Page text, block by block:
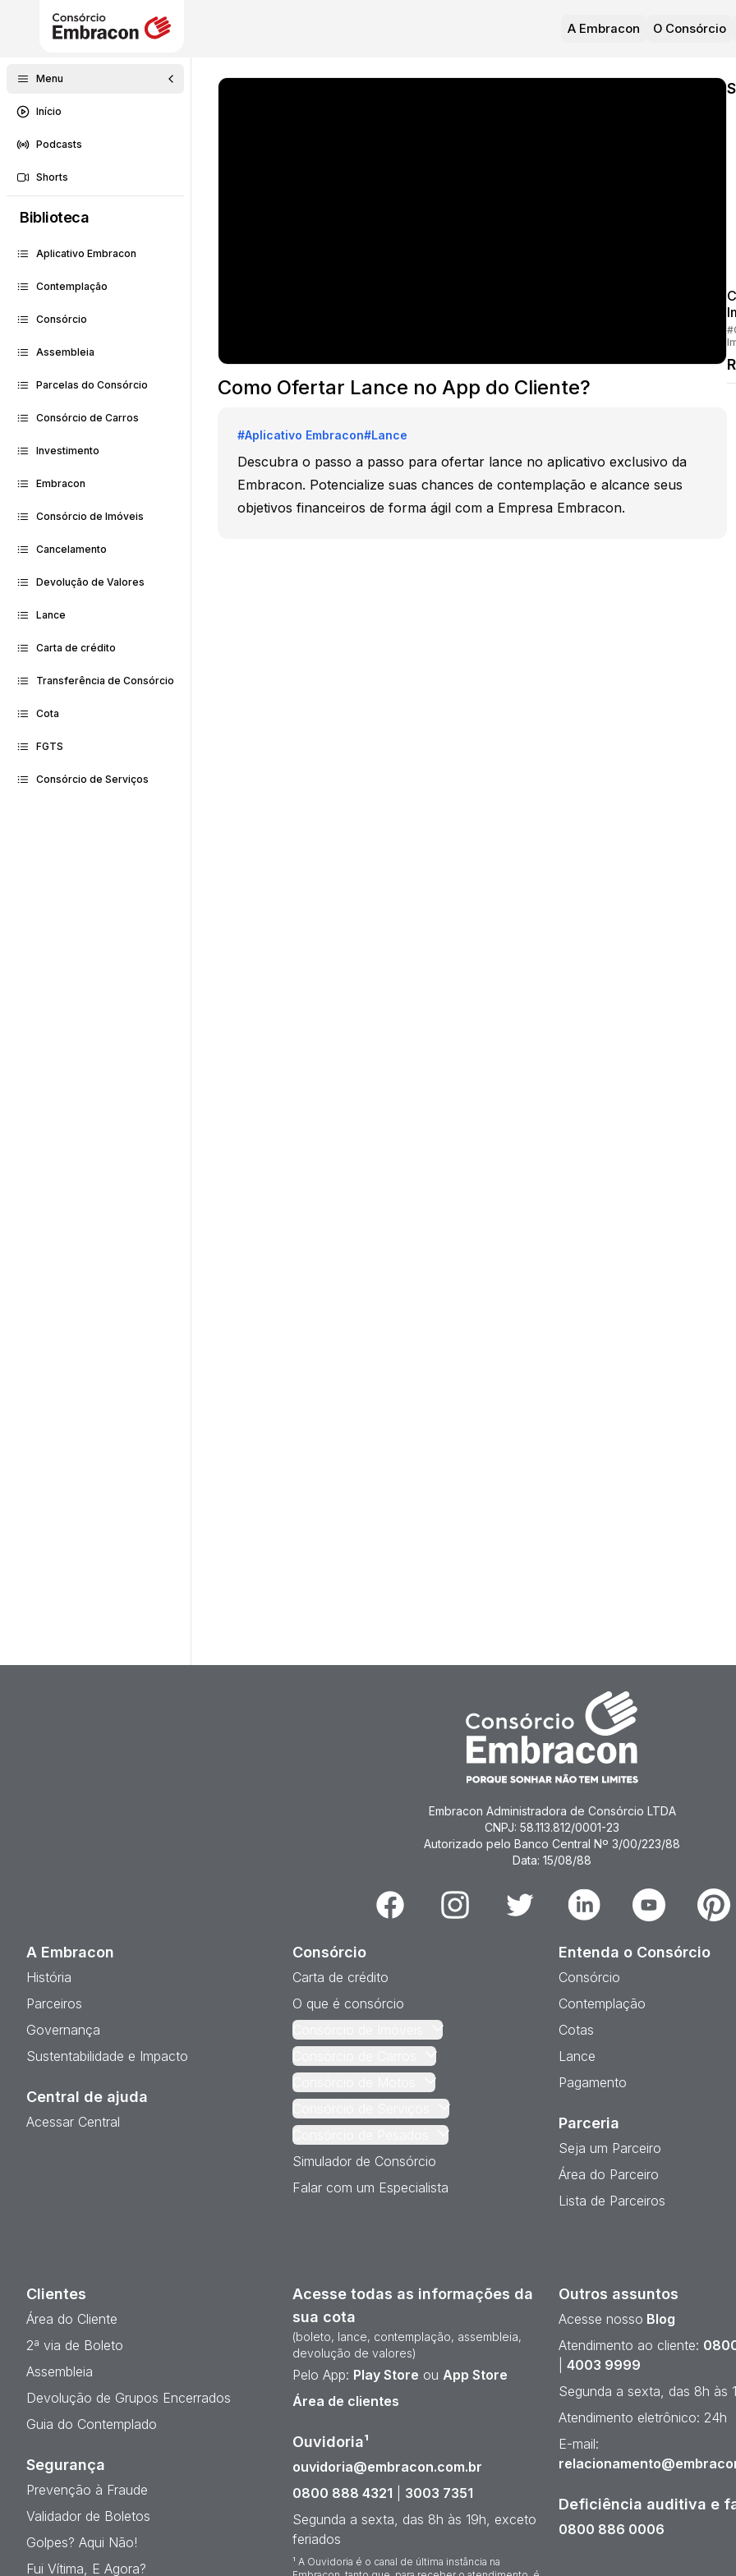
A Embracon O Consórcio
Menu
Início
Podcasts
Shorts
Biblioteca
Aplicativo Embracon
Contemplação
Consórcio
Assembleia
Parcelas do Consórcio
Consórcio de Carros
Investimento
Embracon
Consórcio de Imóveis
Cancelamento
Devolução de Valores
Lance
Carta de crédito
Transferência de Consórcio
Cota
FGTS
Consórcio de Serviços
Como Ofertar Lance no App do Cliente?
#Aplicativo Embracon#Lance
Descubra o passo a passo para ofertar lance no aplicativo exclusivo da
Embracon. Potencialize suas chances de contemplação e alcance seus
objetivos financeiros de forma ágil com a Empresa Embracon.
Embracon Administradora de Consórcio LTDA
CNPJ: 58.113.812/0001-23
Autorizado pelo Banco Central Nº 3/00/223/88
Data: 15/08/88
Facebook Instagram Twitter Linkedin Youtube
A Embracon
História
Parceiros
Governança
Sustentabilidade e Impacto
Central de ajuda
Acessar Central
Consórcio
Carta de crédito
O que é consórcio
Simulador de Consórcio
Falar com um Especialista
Entenda o Consórcio
Consórcio
Contemplação
Cotas
Lance
Pagamento
Parceria
Seja um Parceiro
Área do Parceiro
Lista de Parceiros
Clientes
Área do Cliente
2ª via de Boleto
Assembleia
Devolução de Grupos Encerrados
Guia do Contemplado
Segurança
Prevenção à Fraude
Validador de Boletos
Golpes? Aqui Não!
Fui Vítima, E Agora?
Acesse todas as informações da
sua cota
(boleto, lance, contemplação, assembleia,
devolução de valores)
Pelo App: Play Store ou App Store
Área de clientes
Ouvidoria¹
ouvidoria@embracon.com.br
0800 888 4321
3003 7351
Segunda a sexta, das 8h às 19h, exceto
feriados
¹ A Ouvidoria é o canal de última instância na
Outros assuntos
Acesse nosso Blog
Atendimento ao cliente:
4003 9999
Segunda a sexta, das 8h às
Atendimento eletrônico: 24h
E-mail:
Deficiência auditiva e
0800 886 0006